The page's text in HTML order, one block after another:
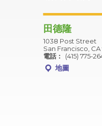
田德隆
1038 Post Street
San Francisco, CA
電話：
(415) 775-
地圖